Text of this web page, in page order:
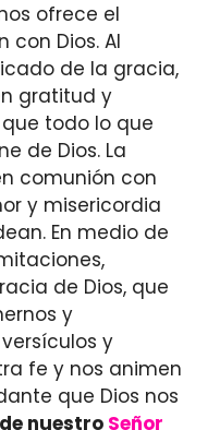
ofrece el
con Dios. Al
de la gracia,
gratitud y
todo lo que
de Dios. La
comunión con
y misericordia
En medio de
de Dios, que
y
y
fe y nos animen
que Dios nos
nuestro Señor